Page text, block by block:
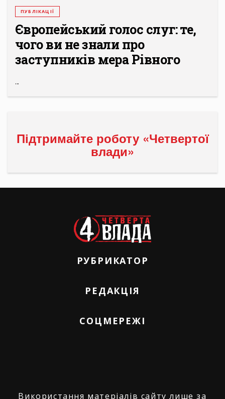
ПУБЛІКАЦІЇ
Європейський голос слуг: те,
чого ви не знали про
заступників мера Рівного
...
Підтримайте роботу «Четвертої
влади»
РУБРИКАТОР
РЕДАКЦІЯ
СОЦМЕРЕЖІ
Використання матеріалів сайту лише за